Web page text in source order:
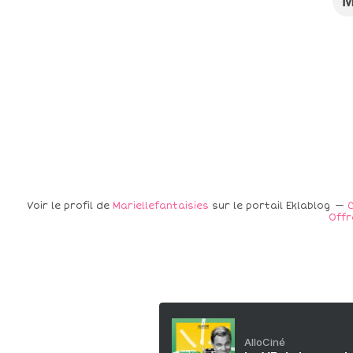
Voir le profil de Mariellefantaisies sur le portail Eklablog
AlloCiné